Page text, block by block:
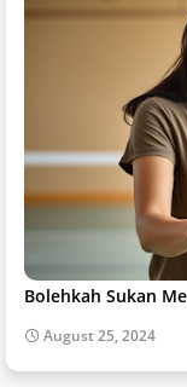
Bolehkah Sukan
August 25, 2024